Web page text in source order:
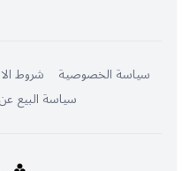
سياسة الخصوصية شروط
سياسة البيع